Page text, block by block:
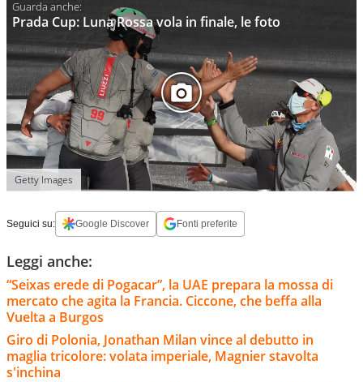
Prada Cup: Luna Rossa vola in finale, le foto
Getty Images
Seguici su: Google Discover Fonti preferite
Leggi anche:
“Seixas erede di Pogacar”, la UAE prepara la mossa di
mercato che agita la Francia. Ciccone, che beffa alla
Vuelta a Burgos
Giro di Polonia, Jonathan Milan vince al debutto in
maglia tricolore: volata imperiale, Magnier stavolta
s'inchina